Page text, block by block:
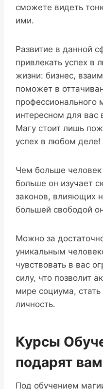
сможете видеть
ими.
Развитие в данной
привлекать успех в
жизни: бизнес,
поможет в
профессионального
интересном для вас
Магу стоит лишь
успех в любом деле!
Чем больше человек
больше он изучает
законов, влияющих
большей свободой
Можно за
уникальным
чувствовать в вас
силу, что позволит
мире социума,
личность.
Курсы
подарят
Под обучением